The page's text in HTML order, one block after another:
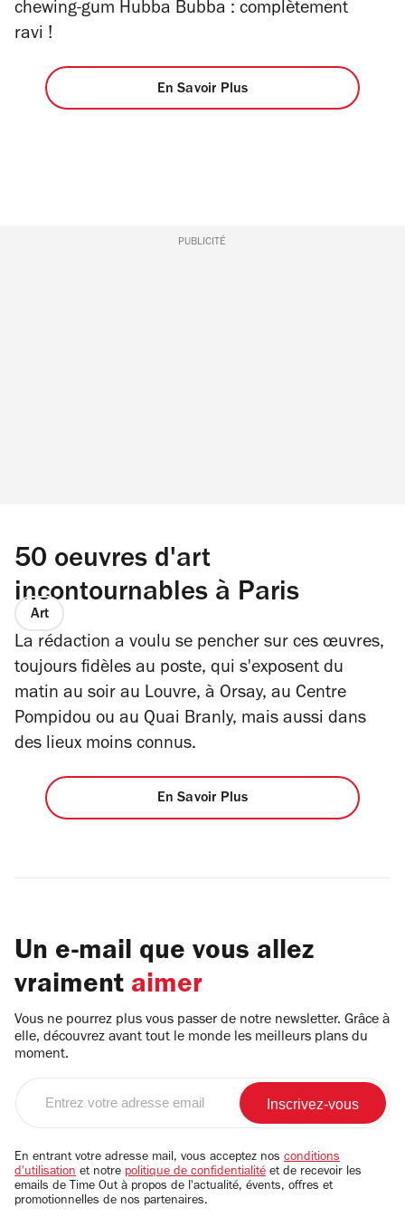
chewing-gum Hubba Bubba : complètement
ravi !
En Savoir Plus
PUBLICITÉ
50 oeuvres d'art
incontournables à Paris
Art
La rédaction a voulu se pencher sur ces œuvres,
toujours fidèles au poste, qui s'exposent du
matin au soir au Louvre, à Orsay, au Centre
Pompidou ou au Quai Branly, mais aussi dans
des lieux moins connus.
En Savoir Plus
Un e-mail que vous allez
vraiment aimer
Vous ne pourrez plus vous passer de notre newsletter. Grâce à
elle, découvrez avant tout le monde les meilleurs plans du
moment.
email
En entrant votre adresse mail, vous acceptez nos conditions
d'utilisation et notre politique de confidentialité et de recevoir les
emails de Time Out à propos de l'actualité, évents, offres et
promotionnelles de nos partenaires.